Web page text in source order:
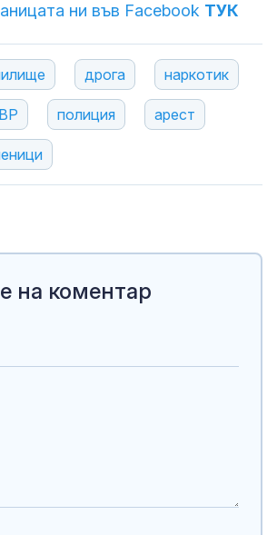
ни във Facebook ТУК
дрога наркотик
полиция арест
на коментар